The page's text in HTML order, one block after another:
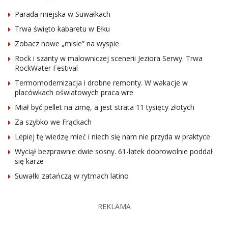
Parada miejska w Suwałkach
Trwa święto kabaretu w Ełku
Zobacz nowe „misie” na wyspie
Rock i szanty w malowniczej scenerii Jeziora Serwy. Trwa
RockWater Festival
Termomodernizacja i drobne remonty. W wakacje w
placówkach oświatowych praca wre
Miał być pellet na zimę, a jest strata 11 tysięcy złotych
Za szybko we Frąckach
Lepiej tę wiedzę mieć i niech się nam nie przyda w praktyce
Wyciął bezprawnie dwie sosny. 61-latek dobrowolnie poddał
się karze
Suwałki zatańczą w rytmach latino
REKLAMA